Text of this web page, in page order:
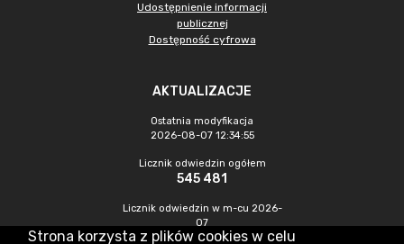
Udostępnienie informacji
publicznej
Dostępność cyfrowa
AKTUALIZACJE
Ostatnia modyfikacja
2026-08-07 12:34:55
Licznik odwiedzin ogółem
545 481
Licznik odwiedzin w m-cu 2026-
07
1 497
Strona korzysta z plików cookies w celu